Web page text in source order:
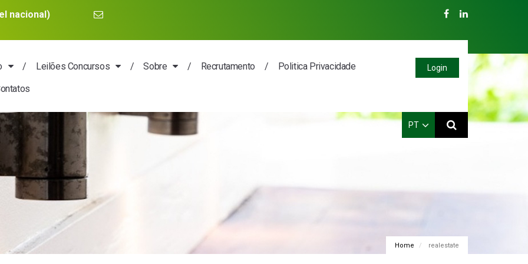
the blood.
nacional)
Leilões Concursos Sobre Recrutamento
Politica Privacidade
Login
PT
Home realestate